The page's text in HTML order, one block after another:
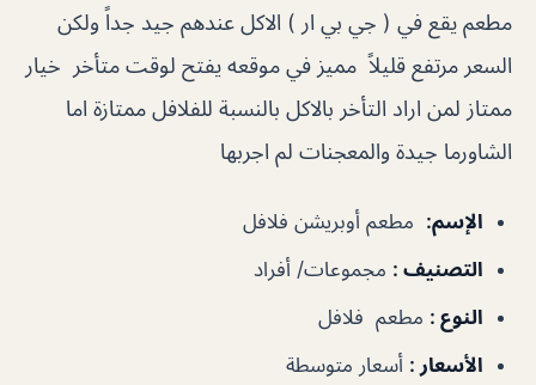
مطعم يقع في ( جي بي ار ) الاكل عندهم جيد جداً ولكن
السعر مرتفع قليلاً مميز في موقعه يفتح لوقت متأخر خيار
ممتاز لمن اراد التأخر بالاكل بالنسبة للفلافل ممتازة اما
الشاورما جيدة والمعجنات لم اجربها
الإسم: مطعم أوبريشن فلافل
التصنيف : مجموعات/ أفراد
النوع : مطعم فلافل
الأسعار : أسعار متوسطة